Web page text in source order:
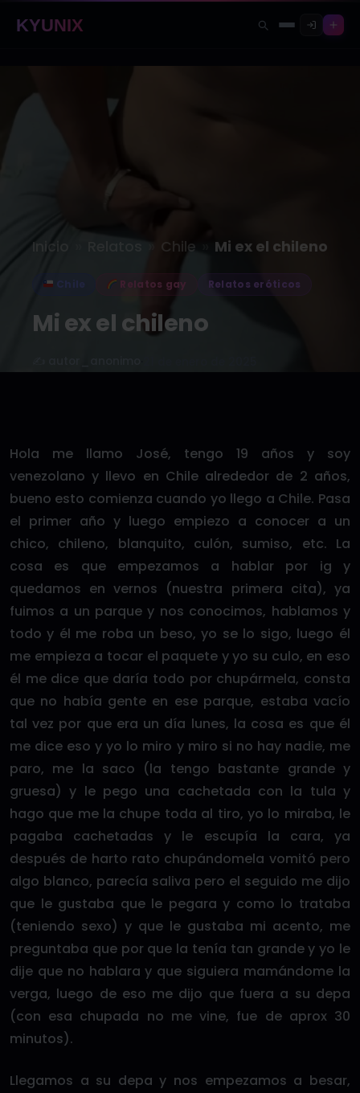
KYUNIX
Inicio Relatos » Chile Mi ex el chileno
Chile Relatos gay Relatos eróticos
Mi ex el chileno
Hola me llamo José, tengo 19 años y soy
venezolano y llevo en Chile alrededor de 2 años,
bueno esto comienza cuando yo llego a Chile. Pasa
el primer año y luego empiezo a conocer a un
chico, chileno, blanquito, culón, sumiso, etc. La
cosa es que empezamos a hablar por ig y
quedamos en vernos (nuestra primera cita), ya
fuimos a un parque y nos conocimos, hablamos y
todo y él me roba un beso, yo se lo sigo, luego él
me empieza a tocar el paquete y yo su culo, en eso
él me dice que daría todo por chupármela, consta
que no había gente en ese parque, estaba vacío
tal vez por que era un día lunes, la cosa es que él
me dice eso y yo lo miro y miro si no hay nadie, me
paro, me la saco (la tengo bastante grande y
gruesa) y le pego una cachetada con la tula y
hago que me la chupe toda al tiro, yo lo miraba, le
pagaba cachetadas y le escupía la cara, ya
después de harto rato chupándomela vomitó pero
algo blanco, parecía saliva pero el seguido me dijo
que le gustaba que le pegara y como lo trataba
(teniendo sexo) y que le gustaba mi acento, me
preguntaba que por que la tenía tan grande y yo le
dije que no hablara y que siguiera mamándome la
verga, luego de eso me dijo que fuera a su depa
(con esa chupada no me vine, fue de aprox 30
minutos).
Llegamos a su depa y nos empezamos a besar,